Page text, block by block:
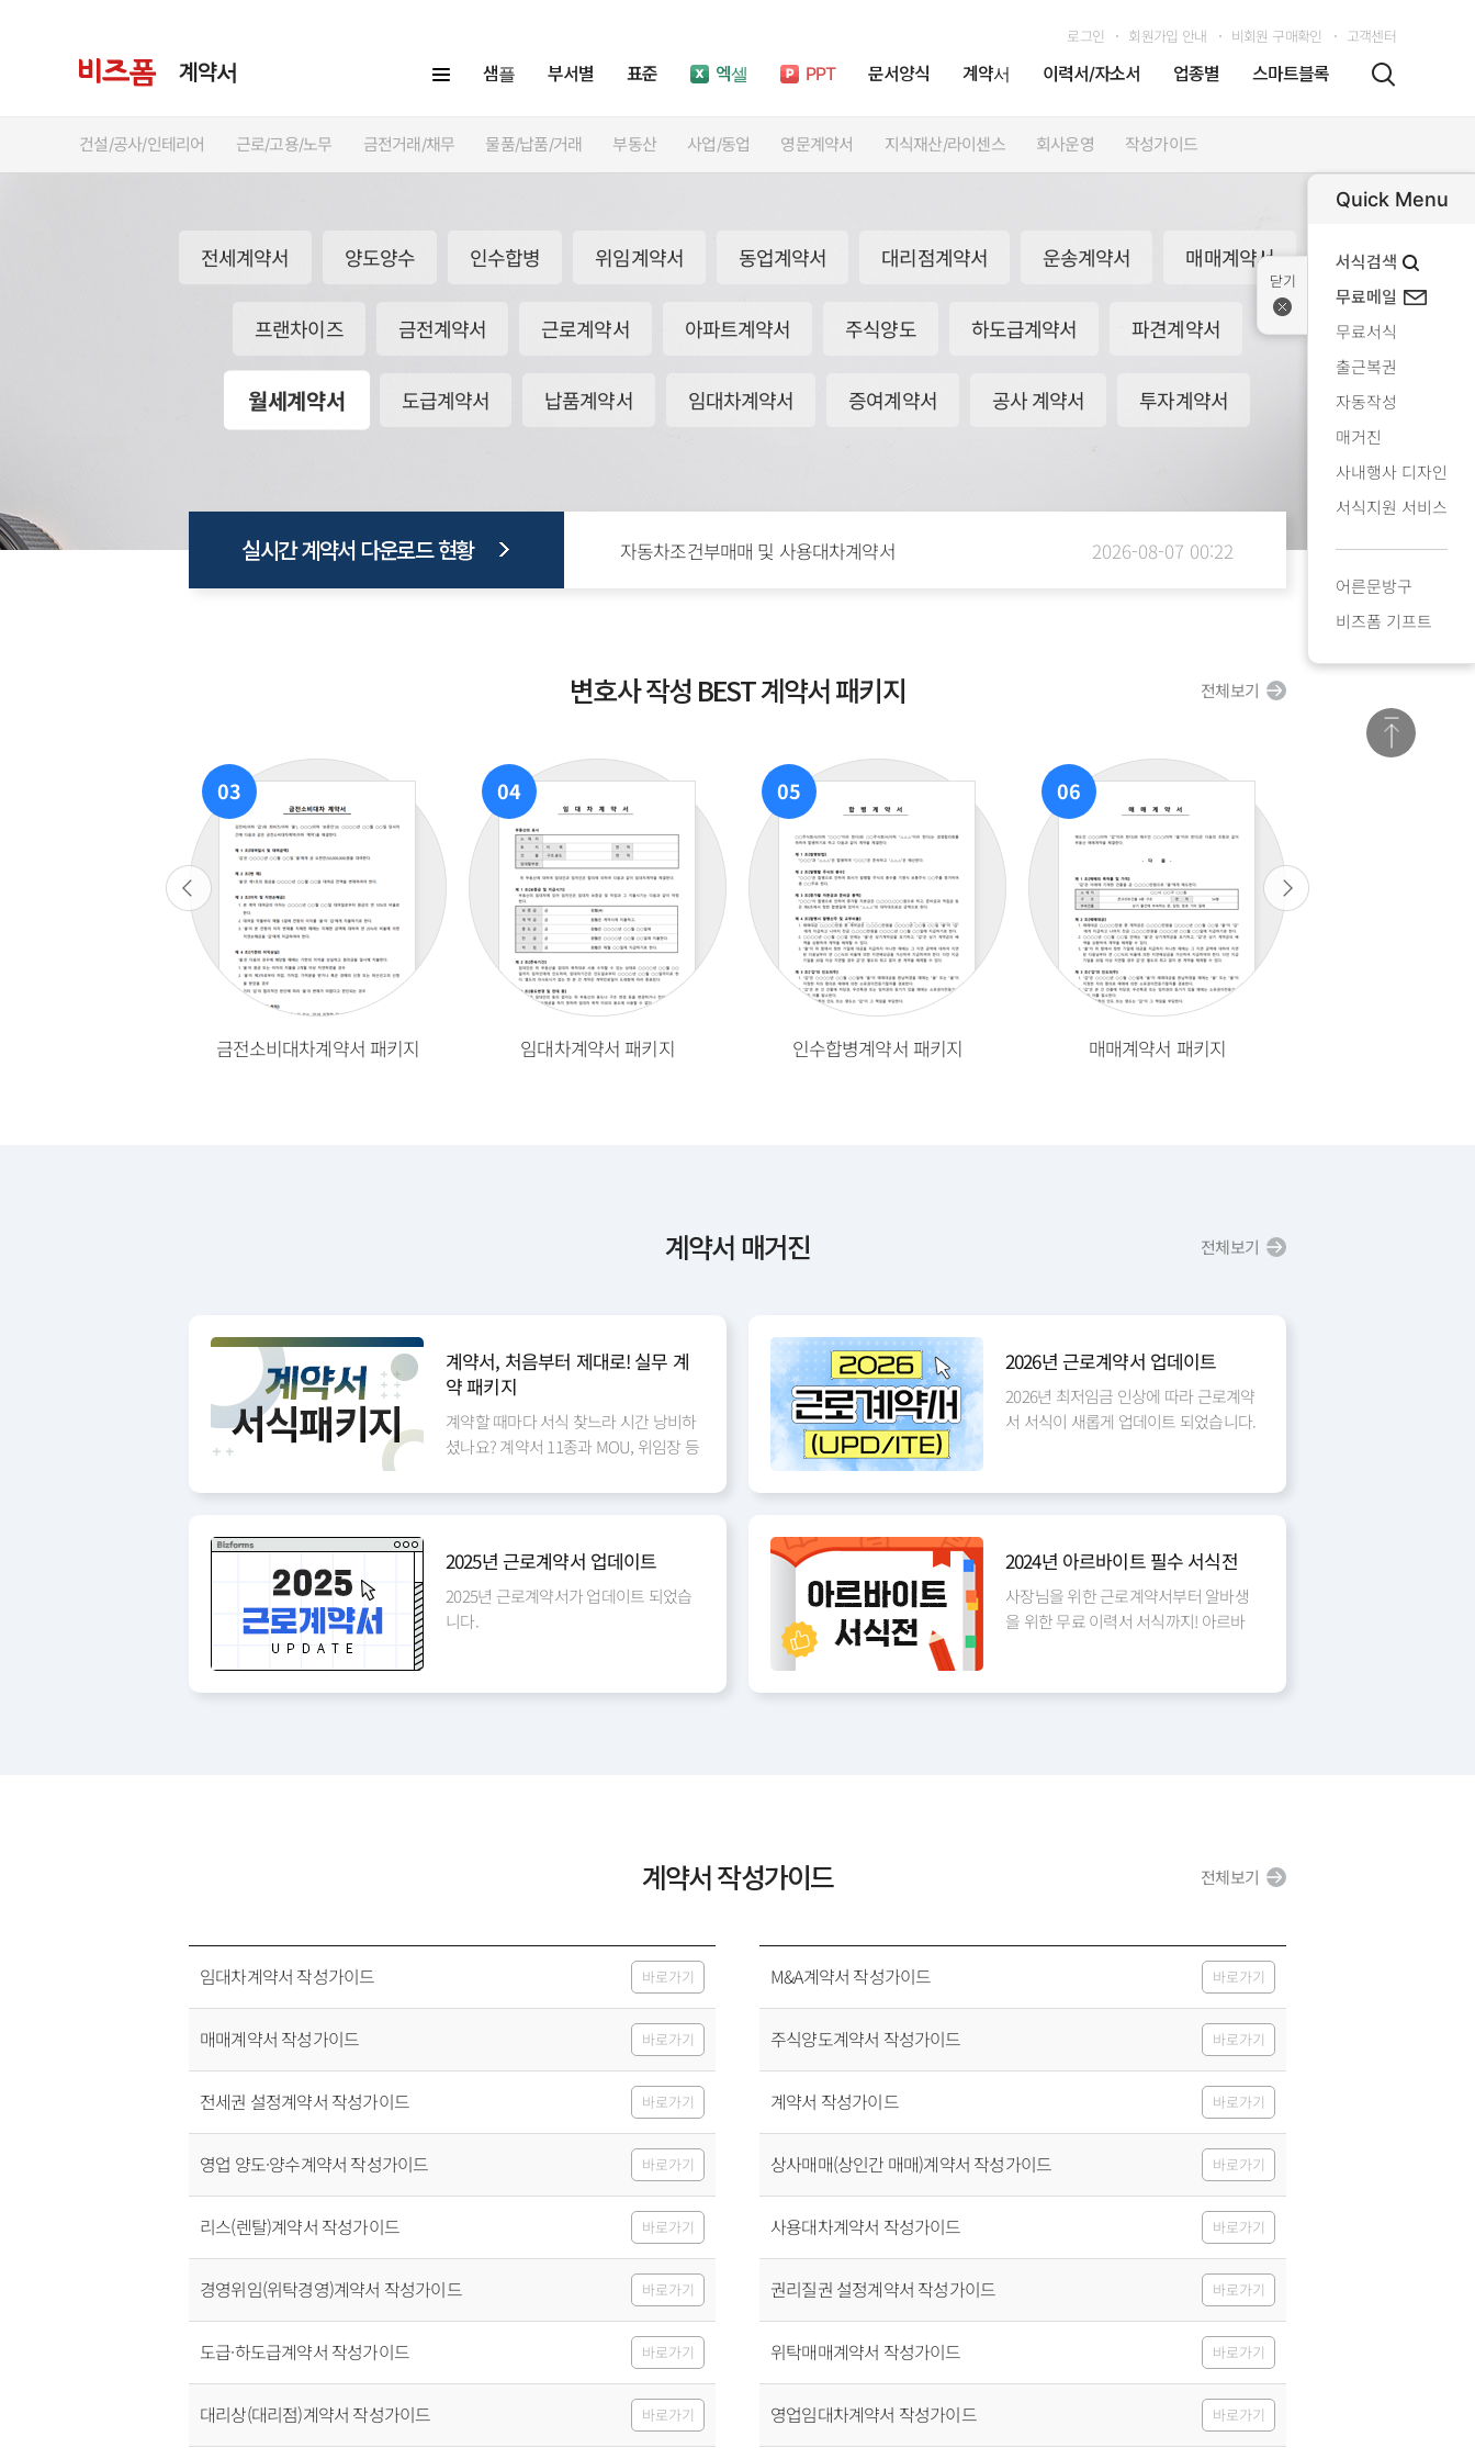
계약서 샘플 부서별 표준 엑셀 PPT 문서양식 계약서 이력서/자소서 업종별 스마트블록
로그인 회원가입 안내 비회원 구매확인 고객센터
건설/공사/인테리어 근로/고용/노무 금전거래/채무 물품/납품/거래 부동산 사업/동업 영문계약서 지식재산/라이센스 회사운영 작성가이드
전세계약서 양도양수 인수합병 위임계약서 동업계약서 대리점계약서 운송계약서 매매계약서
프랜차이즈 금전계약서 근로계약서 아파트계약서 주식양도 하도급계약서 파견계약서
월세계약서 도급계약서 납품계약서 임대차계약서 증여계약서 공사 계약서 투자계약서
실시간 계약서 다운로드 현황
영업권 계약서(양도) 2026-08-07 00:07
자동차조건부매매 및 사용대차계약서 2026-08-07 00:22
사업권 양도양수 및 용역 계약서
사업포괄 양도양수계약서(6조항) 2026-08-07 00:15
사업 양도 양수 계약서 2026-08-07 00:13
사업양도, 양수계약서(11조항) 2026-08-07 00:12
2026-08-07 00:11
[2026년] 표준 근로계약서 2026-08-07 04:37
변호사 작성 BEST 계약서 패키지 전체보기
03
금전소비대차계약서 패키지
04
임대차계약서 패키지
05
인수합병계약서 패키지
06
매매계약서 패키지
계약서 매거진 전체보기
계약서, 처음부터 제대로! 실무 계
약 패키지
계약할 때마다 서식 찾느라 시간 낭비하
셨나요? 계약서 11종과 MOU, 위임장 등
춰보세요.
2026년 근로계약서 업데이트
2026년 최저임금 인상에 따라 근로계약
서 서식이 새롭게 업데이트 되었습니다.
2025년 근로계약서 업데이트
2025년 근로계약서가 업데이트 되었습
니다.
2024년 아르바이트 필수 서식전
사장님을 위한 근로계약서부터 알바생
을 위한 무료 이력서 서식까지! 아르바
계약서 작성가이드 전체보기
임대차계약서 작성가이드 바로가기
매매계약서 작성가이드 바로가기
전세권 설정계약서 작성가이드 바로가기
영업 양도·양수계약서 작성가이드 바로가기
리스(렌탈)계약서 작성가이드 바로가기
경영위임(위탁경영)계약서 작성가이드 바로가기
도급·하도급계약서 작성가이드 바로가기
대리상(대리점)계약서 작성가이드 바로가기
M&A계약서 작성가이드 바로가기
주식양도계약서 작성가이드 바로가기
계약서 작성가이드 바로가기
상사매매(상인간 매매)계약서 작성가이드 바로가기
사용대차계약서 작성가이드 바로가기
권리질권 설정계약서 작성가이드 바로가기
위탁매매계약서 작성가이드 바로가기
영업임대차계약서 작성가이드 바로가기
Quick Menu
서식검색
무료메일
무료서식
출근복권
자동작성
매거진
사내행사 디자인
서식지원 서비스
어른문방구
비즈폼 기프트